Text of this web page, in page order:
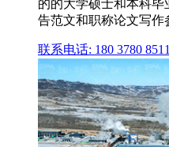
的的大学硕士和本科
告范文和职称论文写作
联系电话: 180 3780 8511